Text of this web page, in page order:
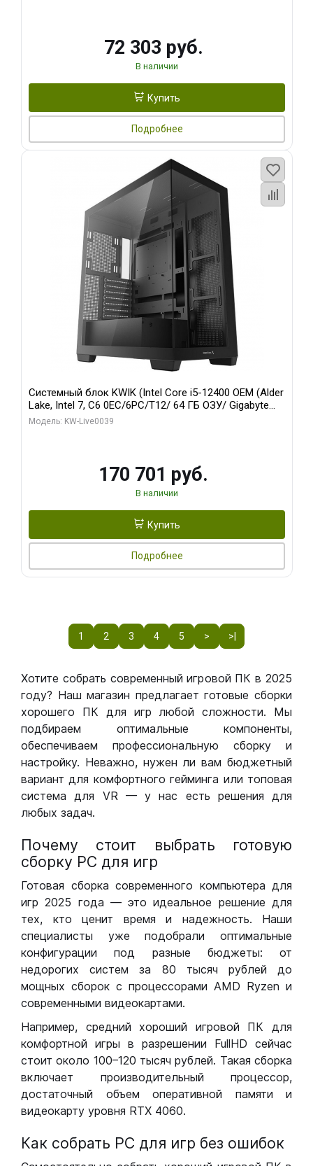
72 303 руб.
В наличии
Купить
Подробнее
Системный блок KWIK (Intel Core i5-12400 OEM (Alder
Lake, Intel 7, C6 0EC/6PC/T12/ 64 ГБ ОЗУ/ Gigabyte
RX6500XT EAGLE 4G GDDR6 64bit HDMI DP 31055/ 512
Модель: KW-Live0039
170 701 руб.
В наличии
Купить
Подробнее
1 2 3 4 5 > >|
Хотите собрать современный игровой ПК в 2025
году? Наш магазин предлагает готовые сборки
хорошего ПК для игр любой сложности. Мы
подбираем оптимальные компоненты,
обеспечиваем профессиональную сборку и
настройку. Неважно, нужен ли вам бюджетный
вариант для комфортного гейминга или топовая
система для VR — у нас есть решения для
любых задач.
Почему стоит выбрать готовую
сборку РС для игр
Готовая сборка современного компьютера для
игр 2025 года — это идеальное решение для
тех, кто ценит время и надежность. Наши
специалисты уже подобрали оптимальные
конфигурации под разные бюджеты: от
недорогих систем за 80 тысяч рублей до
мощных сборок с процессорами AMD Ryzen и
современными видеокартами.
Например, средний хороший игровой ПК для
комфортной игры в разрешении FullHD сейчас
стоит около 100–120 тысяч рублей. Такая сборка
включает производительный процессор,
достаточный объем оперативной памяти и
видеокарту уровня RTX 4060.
Как собрать РС для игр без ошибок